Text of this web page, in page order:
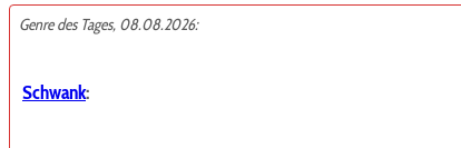
Genre des Tages, 08.08.2026:
Schwank: